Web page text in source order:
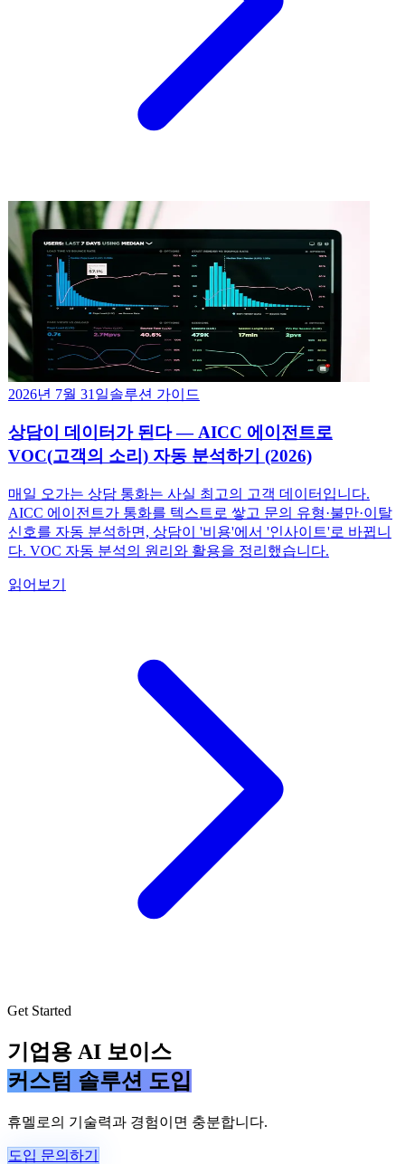
2026년 7월 31일솔루션 가이드
상담이 데이터가 된다 — AICC 에이전트로
VOC(고객의 소리) 자동 분석하기 (2026)
매일 오가는 상담 통화는 사실 최고의 고객 데이터입니다.
AICC 에이전트가 통화를 텍스트로 쌓고 문의 유형·불만·이탈
신호를 자동 분석하면, 상담이 '비용'에서 '인사이트'로 바뀝니
다. VOC 자동 분석의 원리와 활용을 정리했습니다.
읽어보기
Get Started
기업용 AI 보이스
커스텀 솔루션 도입
휴멜로의 기술력과 경험이면 충분합니다.
도입 문의하기